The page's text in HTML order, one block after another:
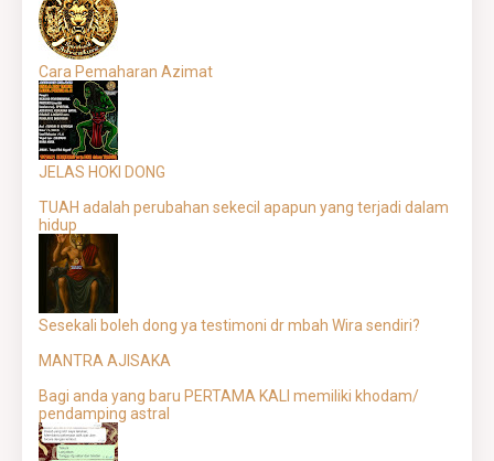
Cara Pemaharan Azimat
JELAS HOKI DONG
TUAH adalah perubahan sekecil apapun yang terjadi dalam
hidup
Sesekali boleh dong ya testimoni dr mbah Wira sendiri?
MANTRA AJISAKA
Bagi anda yang baru PERTAMA KALI memiliki khodam/
pendamping astral